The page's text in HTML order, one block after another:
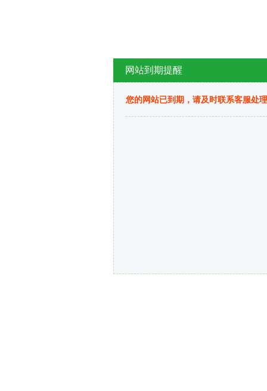
网站到期提醒
您的网站已到期，请及时联系客服处理